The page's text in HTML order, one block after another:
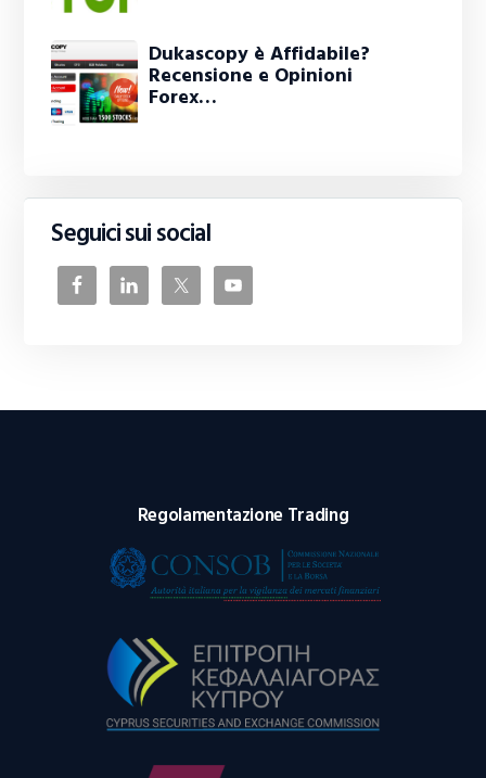
Dukascopy è Affidabile?
Recensione e Opinioni
Forex…
Seguici sui social
Regolamentazione Trading